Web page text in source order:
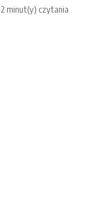
2 minut(y) czytania